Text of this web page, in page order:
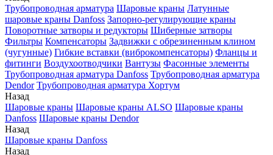
Трубопроводная арматура Шаровые краны Латунные
шаровые краны Danfoss Запорно-регулирующие краны
Поворотные затворы и редукторы Шиберные затворы
Фильтры Компенсаторы Задвижки с обрезиненным клином
(чугунные) Гибкие вставки (виброкомпенсаторы) Фланцы и
фитинги Воздухоотводчики Вантузы Фасонные элементы
Трубопроводная арматура Danfoss Трубопроводная арматура
Dendor Трубопроводная арматура Хортум
Назад
Шаровые краны Шаровые краны ALSO Шаровые краны
Danfoss Шаровые краны Dendor
Назад
Шаровые краны Danfoss
Назад